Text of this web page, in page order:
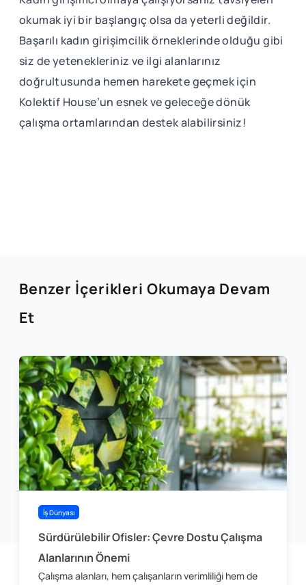
okumak iyi bir başlangıç olsa da yeterli değildir.
Başarılı kadın girişimcilik örneklerinde olduğu gibi
siz de yetenekleriniz ve ilgi alanlarınız
doğrultusunda hemen harekete geçmek için
Kolektif House’un esnek ve geleceğe dönük
çalışma ortamlarından destek alabilirsiniz!
Benzer İçerikleri Okumaya Devam
Et
İş Dünyası
Sürdürülebilir Ofisler: Çevre Dostu Çalışma
Alanlarının Önemi
Çalışma alanları, hem çalışanların verimliliği hem de